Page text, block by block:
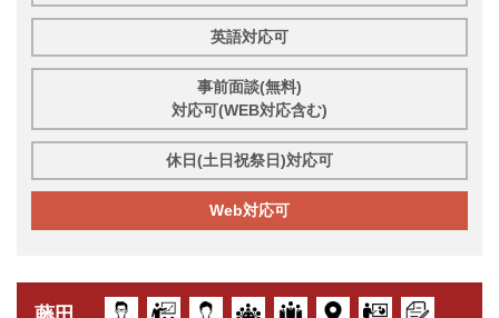
英語対応可
事前面談(無料)
対応可(WEB対応含む)
休日(土日祝祭日)対応可
Web対応可